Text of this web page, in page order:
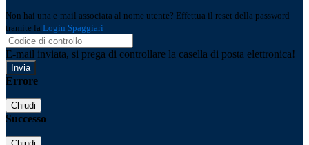
Non hai una e-mail associata al nome utente? Effettua il reset della password
tramite la Login Spaggiari
E-mail inviata, si prega di controllare la casella di posta elettronica!
Errore
Chiudi
Successo